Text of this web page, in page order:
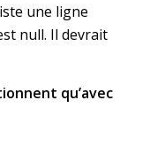
une ligne
null. Il devrait
qu’avec